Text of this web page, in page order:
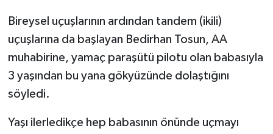
Bireysel uçuşlarının ardından tandem (ikili)
uçuşlarına da başlayan Bedirhan Tosun, AA
muhabirine, yamaç paraşütü pilotu olan babasıyla
3 yaşından bu yana gökyüzünde dolaştığını
söyledi.
Yaşı ilerledikçe hep babasının önünde uçmayı